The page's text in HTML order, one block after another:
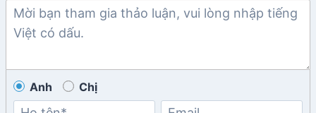
Anh Chị